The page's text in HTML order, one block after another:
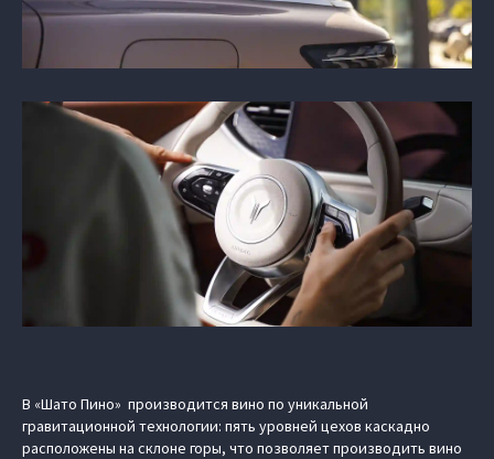
В «Шато Пино» производится вино по уникальной
гравитационной технологии: пять уровней цехов каскадно
расположены на склоне горы, что позволяет производить вино